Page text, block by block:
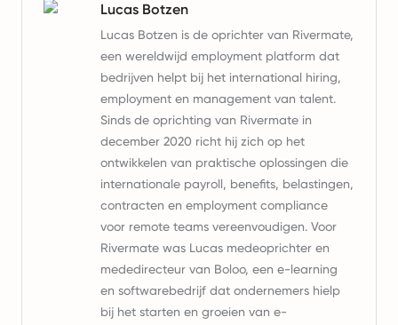
Lucas Botzen
Lucas Botzen is de oprichter van Rivermate,
een wereldwijd employment platform dat
bedrijven helpt bij het international hiring,
employment en management van talent.
Sinds de oprichting van Rivermate in
december 2020 richt hij zich op het
ontwikkelen van praktische oplossingen die
internationale payroll, benefits, belastingen,
contracten en employment compliance
voor remote teams vereenvoudigen. Voor
Rivermate was Lucas medeoprichter en
mededirecteur van Boloo, een e-learning
en softwarebedrijf dat ondernemers hielp
bij het starten en groeien van e-